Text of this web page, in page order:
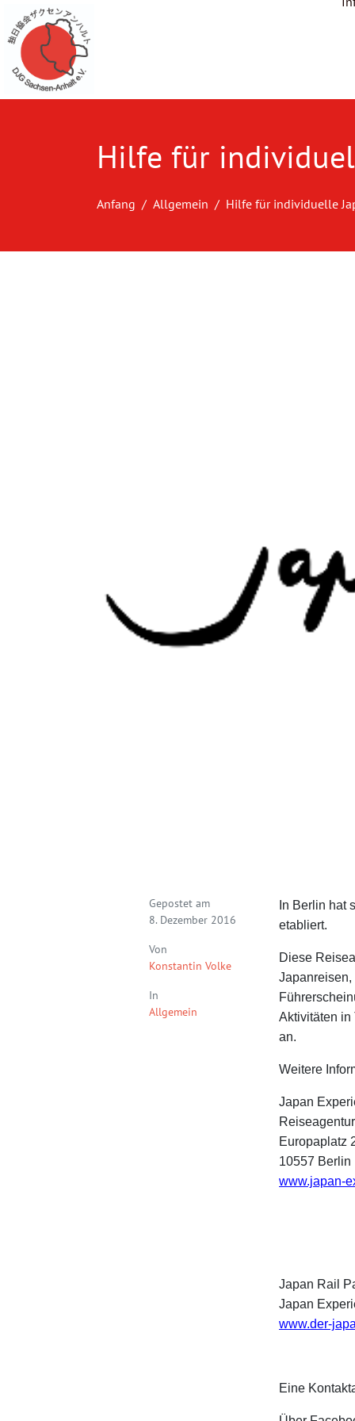
Hilfe für
Anfang Allgemein Hilfe für individuelle
Gepostet am
8. Dezember 2016
Von
Konstantin Volke
In
Allgemein
In Berlin hat
etabliert.
Diese
Japanreisen,
Aktivitäten in
an.
Weitere
Japan
Europaplatz
10557 Berlin
www.japan-
Japan Rail
Japan
www.der-
Eine